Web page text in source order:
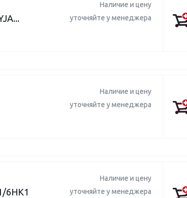
Наличие и цену
уточняйте у менеджера
Наличие и цену
уточняйте у менеджера
6HK1
Наличие и цену
уточняйте у менеджера